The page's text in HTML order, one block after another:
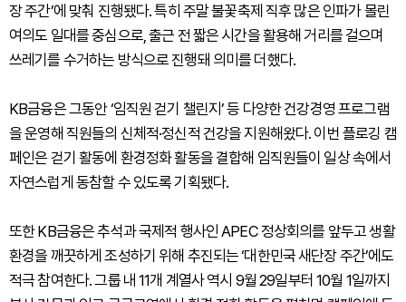
장 주간’에 맞춰 진행됐다. 특히 주말 불꽃축제 직후 많은 인파가 몰린
여의도 일대를 중심으로, 출근 전 짧은 시간을 활용해 거리를 걸으며
쓰레기를 수거하는 방식으로 진행돼 의미를 더했다.
KB금융은 그동안 ‘임직원 걷기 챌린지’ 등 다양한 건강경영 프로그램
을 운영해 직원들의 신체적·정신적 건강을 지원해왔다. 이번 플로깅 캠
페인은 걷기 활동에 환경정화 활동을 결합해 임직원들이 일상 속에서
자연스럽게 동참할 수 있도록 기획됐다.
또한 KB금융은 추석과 국제적 행사인 APEC 정상회의를 앞두고 생활
환경을 깨끗하게 조성하기 위해 추진되는 ‘대한민국 새단장 주간’에도
적극 참여한다. 그룹 내 11개 계열사 역시 9월 29일부터 10월 1일까지